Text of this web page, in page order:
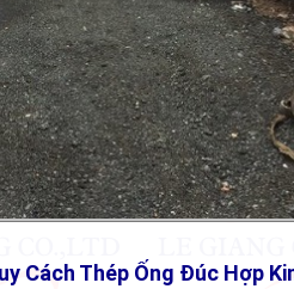
Cách Thép Ống Đúc Hợp